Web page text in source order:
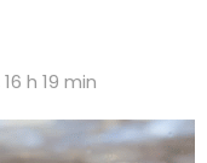
h 19 min